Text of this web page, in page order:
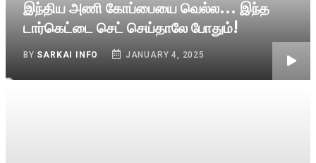
இந்திய அணி கோப்பையை வெல்ல... இந்த
டார்கெட்டை செட் செய்தாலே போதும்!
BY SARKAI INFO JANUARY 4, 2025